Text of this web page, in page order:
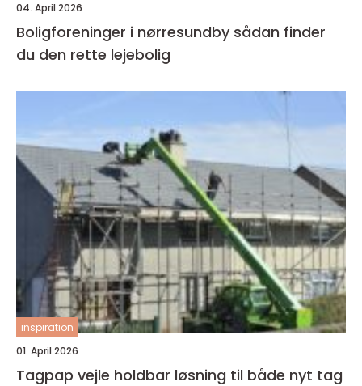
04. April 2026
Boligforeninger i nørresundby sådan finder
du den rette lejebolig
inspiration
01. April 2026
Tagpap vejle holdbar løsning til både nyt tag